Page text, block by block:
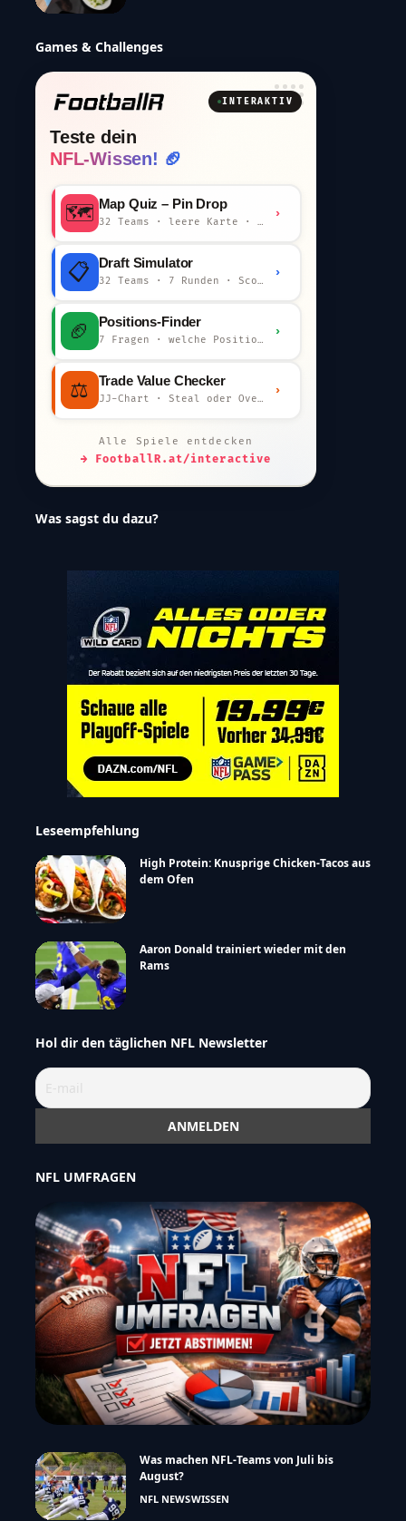
Games & Challenges
INTERAKTIV
Teste dein
NFL-Wissen! 🏈
🗺️ Map Quiz – Pin Drop
32 Teams · leere Karte · km-Wertung
›
📋 Draft Simulator
32 Teams · 7 Runden · Scout-Kommentar
›
🏈 Positions-Finder
7 Fragen · welche Position bist du?
›
⚖️ Trade Value Checker
JJ-Chart · Steal oder Overpay?
›
Alle Spiele entdecken
→ FootballR.at/interactive
Was sagst du dazu?
Leseempfehlung
High Protein: Knusprige Chicken-Tacos aus
dem Ofen
Aaron Donald trainiert wieder mit den
Rams
Hol dir den täglichen NFL Newsletter
NFL UMFRAGEN
Was machen NFL-Teams von Juli bis
August?
NFL NEWSWISSEN